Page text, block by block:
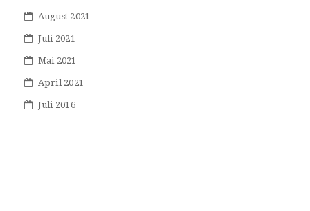
August 2021
Juli 2021
Mai 2021
April 2021
Juli 2016